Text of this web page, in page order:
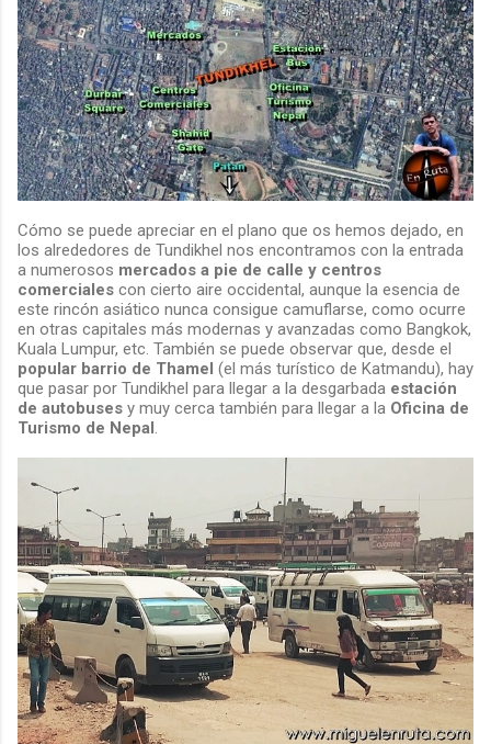
Cómo se puede apreciar en el plano que os hemos dejado, en
los alrededores de Tundikhel nos encontramos con la entrada
a numerosos mercados a pie de calle y centros
comerciales con cierto aire occidental, aunque la esencia de
este rincón asiático nunca consigue camuflarse, como ocurre
en otras capitales más modernas y avanzadas como Bangkok,
Kuala Lumpur, etc. También se puede observar que, desde el
popular barrio de Thamel (el más turístico de Katmandu), hay
que pasar por Tundikhel para llegar a la desgarbada estación
de autobuses y muy cerca también para llegar a la Oficina de
Turismo de Nepal